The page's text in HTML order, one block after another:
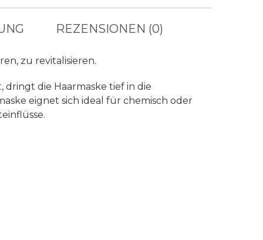
REZENSIONEN (0)
zu revitalisieren.
dringt die Haarmaske tief in die
eignet sich ideal für chemisch oder